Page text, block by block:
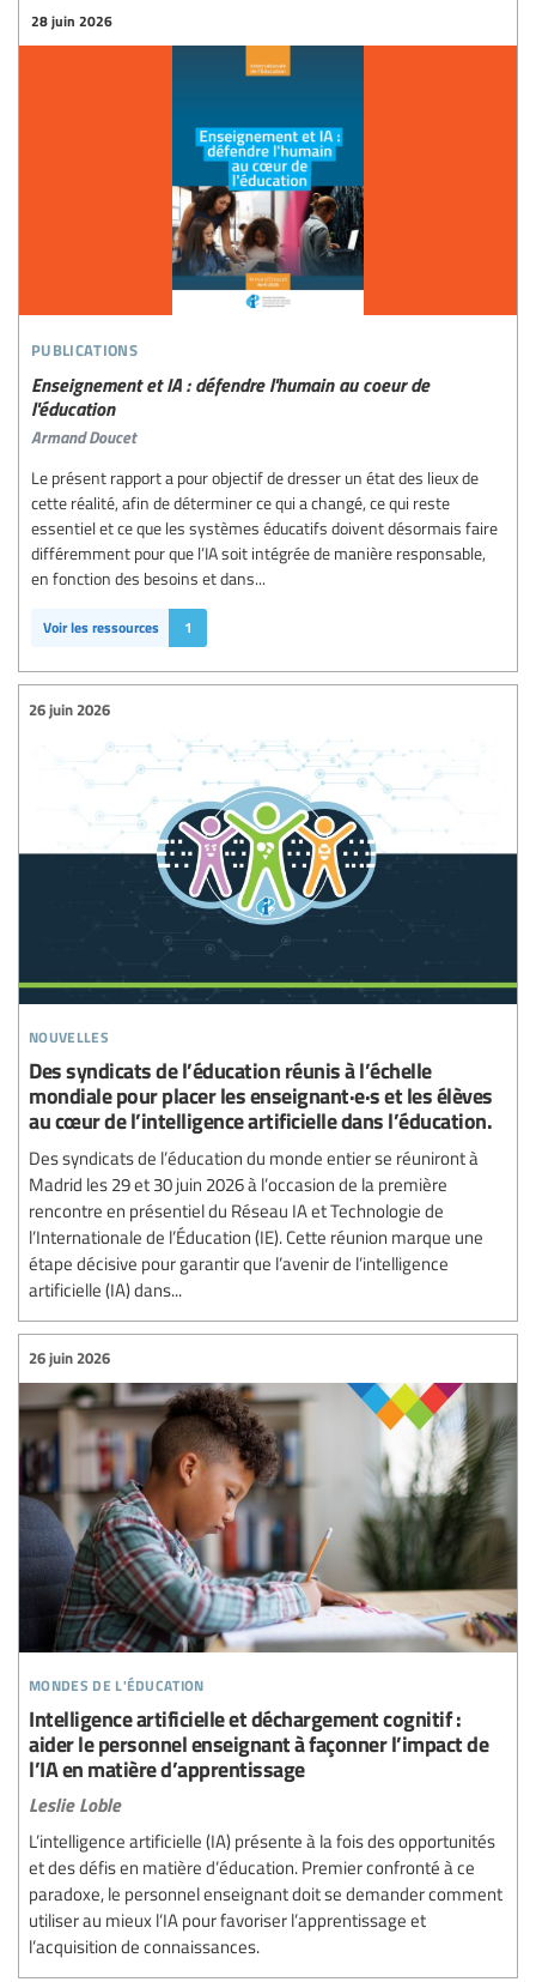
publications
Enseignement et IA : défendre l'humain au coeur de
l'éducation
Armand Doucet
28 juin 2026
Le présent rapport a pour objectif de dresser un état des lieux de
cette réalité, afin de déterminer ce qui a changé, ce qui reste
essentiel et ce que les systèmes éducatifs doivent désormais faire
différemment pour que l’IA soit intégrée de manière responsable,
en fonction des besoins et dans...
Voir les ressources 1
nouvelles
26 juin 2026
Des syndicats de l’éducation réunis à l’échelle
mondiale pour placer les enseignant·e·s et les élèves
au cœur de l’intelligence artificielle dans l’éducation.
Des syndicats de l’éducation du monde entier se réuniront à
Madrid les 29 et 30 juin 2026 à l’occasion de la première
rencontre en présentiel du Réseau IA et Technologie de
l’Internationale de l’Éducation (IE). Cette réunion marque une
étape décisive pour garantir que l’avenir de l’intelligence
artificielle (IA) dans...
mondes de l'éducation
26 juin 2026
Intelligence artificielle et déchargement cognitif :
aider le personnel enseignant à façonner l’impact de
l’IA en matière d’apprentissage
Leslie Loble
L’intelligence artificielle (IA) présente à la fois des opportunités
et des défis en matière d’éducation. Premier confronté à ce
paradoxe, le personnel enseignant doit se demander comment
utiliser au mieux l’IA pour favoriser l’apprentissage et
l’acquisition de connaissances.